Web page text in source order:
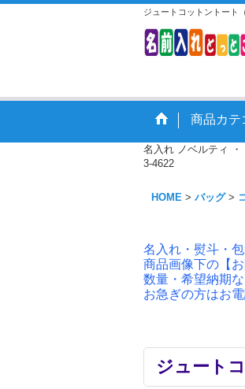
ジュートコットントート
商品カテ
名入れ ノベルティ
3-4622
HOME > バッグ >
名入れ・熨斗・
商品画像下の【
数量・希望納期
お急ぎの方はお
ジュート